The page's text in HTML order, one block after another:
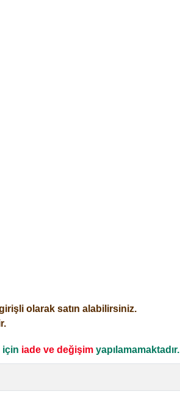
olarak satın alabilirsiniz.
için iade ve değişim yapılamamaktadır.